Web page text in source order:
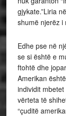
gjykate.”Liria
shumë njerëz i
Edhe pse në
se si është e
ftohtë dhe
Amerikan
individit
vërteta të
“çuditë